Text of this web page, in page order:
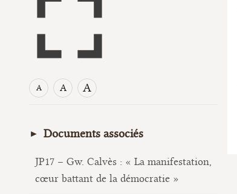
A A A
Documents associés
JP17 – Gw. Calvès : « La manifestation,
cœur battant de la démocratie »